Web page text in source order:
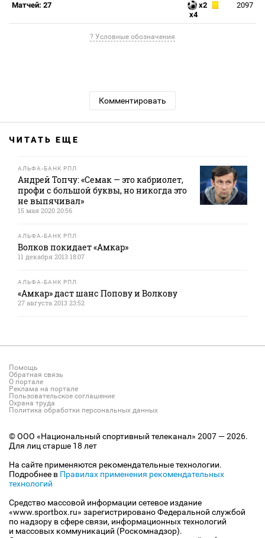
Матчей: 27
x2
x4
2097
? Условные обозначения
Комментировать
ЧИТАТЬ ЕЩЕ
АЛЬФА-БАНК РПЛ
Андрей Топчу: «Семак — это кабриолет,
профи с большой буквы, но никогда это
не выпячивал»
15 мая 2020 20:56
АЛЬФА-БАНК РПЛ
Волков покидает «Амкар»
11 декабря 2013 18:07
АЛЬФА-БАНК РПЛ
«Амкар» даст шанс Попову и Волкову
27 августа 2013 23:52
Помощь
Обратная связь
О портале
Реклама на портале
Пользовательское соглашение
Охрана труда
Политика обработки персональных данных
© ООО «Национальный спортивный телеканал» 2007 — 2026.
Для лиц старше 18 лет
На сайте применяются рекомендательные технологии.
Подробнее в Правилах применения рекомендательных
технологий
Средство массовой информации сетевое издание
«www.sportbox.ru» зарегистрировано Федеральной службой
по надзору в сфере связи, информационных технологий
и массовых коммуникаций (Роскомнадзор).